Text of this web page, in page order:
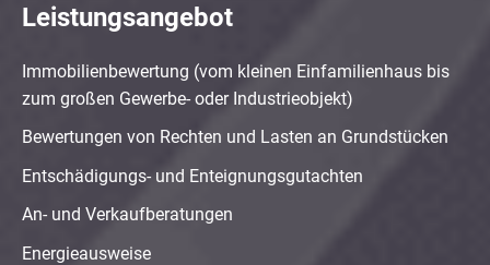
Leistungsangebot
Immobilienbewertung (vom kleinen Einfamilienhaus bis
zum großen Gewerbe- oder Industrieobjekt)
Bewertungen von Rechten und Lasten an Grundstücken
Entschädigungs- und Enteignungsgutachten
An- und Verkaufberatungen
Energieausweise